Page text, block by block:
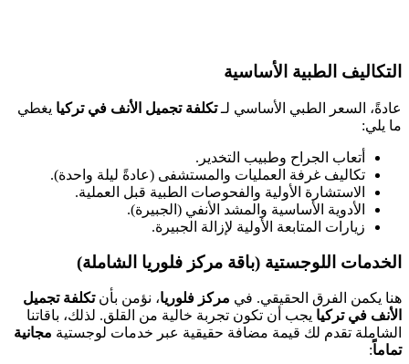
التكاليف الطبية الأساسية
عادةً، السعر الطبي الأساسي لـتكلفة تجميل الأنف في تركيا يغطي
ما يلي:
أتعاب الجراح وطبيب التخدير.
تكاليف غرفة العمليات والمستشفى (عادةً ليلة واحدة).
الاستشارة الأولية والفحوصات الطبية قبل العملية.
الأدوية الأساسية والمشد الأنفي (الجبيرة).
زيارات المتابعة الأولية لإزالة الجبيرة.
الخدمات اللوجستية (باقة مركز فلوريا الشاملة)
هنا يكمن الفرق الحقيقي. في مركز فلوريا، نؤمن بأنتكلفة تجميل
الأنف في تركيا يجب أن تكون تجربة خالية من القلق. لذلك، باقاتنا
الشاملة تقدم لك قيمة مضافة حقيقية عبر خدمات لوجستية مجانية
تماماً: